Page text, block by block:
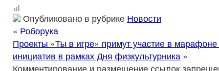
Опубликовано в рубрике Новости
« Роборука
Проекты «Ты в игре» примут участие в
инициатив в рамках Дня физкультурника »
Комментирование и размещение ссылок